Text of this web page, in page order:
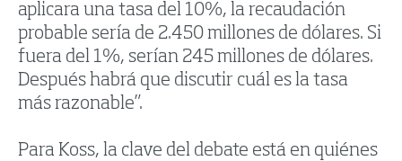
aplicara una tasa del 10%, la recaudación
probable sería de 2.450 millones de dólares. Si
fuera del 1%, serían 245 millones de dólares.
Después habrá que discutir cuál es la tasa
más razonable”.
Para Koss, la clave del debate está en quiénes